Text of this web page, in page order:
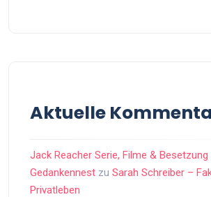
Aktuelle
Jack Reacher Serie, Filme & Besetzung
Gedankennest zu Sarah Schreiber –
Privatleben